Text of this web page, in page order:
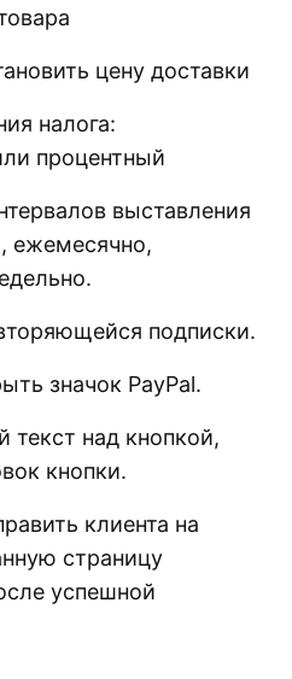
цену доставки
налога:
процентный
выставления
ежемесячно,
подписки.
значок PayPal.
текст над кнопкой,
кнопки.
клиента на
страницу
успешной